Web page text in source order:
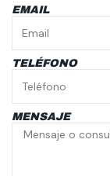
EMAIL
TELÉFONO
MENSAJE